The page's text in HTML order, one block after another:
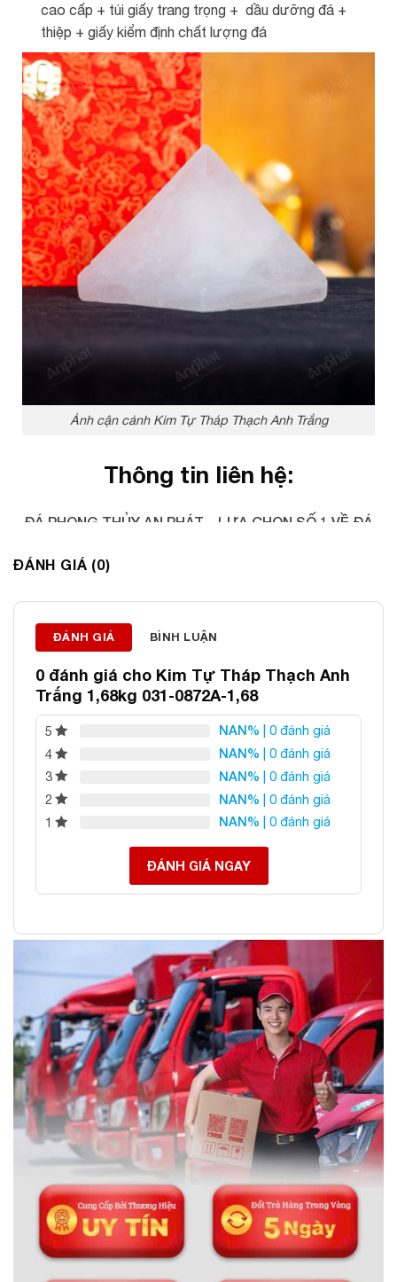
cao cấp + túi giấy trang trọng + dầu dưỡng đá +
thiệp + giấy kiểm định chất lượng đá
Ảnh cận cảnh Kim Tự Tháp Thạch Anh Trắng
Thông tin liên hệ:
ĐÁ PHONG THỦY AN PHÁT – LỰA CHỌN SỐ 1 VỀ ĐÁ
Địa chỉ: 60/69 Bùi Huy Bích, Hoàng Mai, Hà Nội
ĐÁNH GIÁ (0)
ĐÁNH GIÁ BÌNH LUẬN
0 đánh giá cho Kim Tự Tháp Thạch Anh
Trắng 1,68kg 031-0872A-1,68
5 NAN% | 0 đánh giá
4
NAN% | 0 đánh giá
3
NAN% | 0 đánh giá
2
NAN% | 0 đánh giá
1
NAN% | 0 đánh giá
ĐÁNH GIÁ NGAY